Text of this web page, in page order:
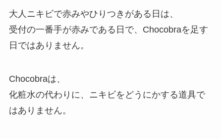
大人ニキビで赤みやひりつきがある日は、
受付の一番手が赤みである日で、Chocobraを足す
日ではありません。
Chocobraは、
化粧水の代わりに、ニキビをどうにかする道具で
はありません。